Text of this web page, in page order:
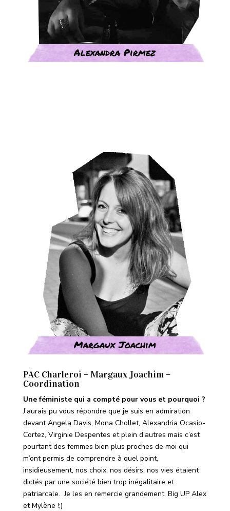
Alexandra Pirmez
Margaux Joachim
PAC Charleroi – Margaux Joachim –
Coordination
Une féministe qui a compté pour vous et pourquoi ?
J’aurais pu vous répondre que je suis en admiration
devant Angela Davis, Mona Chollet, Alexandria Ocasio-
Cortez, Virginie Despentes et plein d’autres mais c’est
pourtant des femmes bien plus proches de moi qui
m’ont permis de comprendre à quel point,
insidieusement, nos choix, nos désirs, nos vies étaient
dictés par une société bien trop inégalitaire et
patriarcale. Je les en remercie grandement. Big UP Alex
et Mylène !;)